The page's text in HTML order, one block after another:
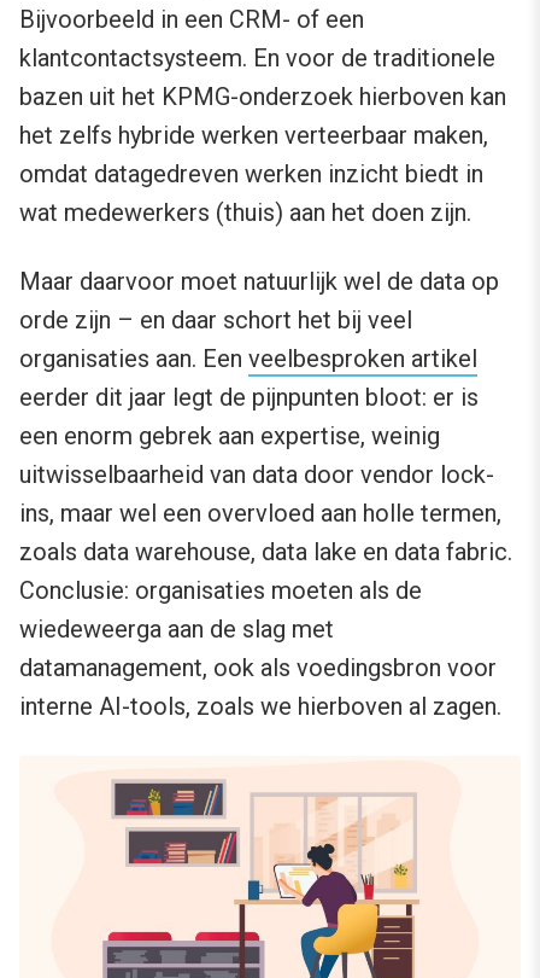
Bijvoorbeeld in een CRM- of een
klantcontactsysteem. En voor de traditionele
bazen uit het KPMG-onderzoek hierboven kan
het zelfs hybride werken verteerbaar maken,
omdat datagedreven werken inzicht biedt in
wat medewerkers (thuis) aan het doen zijn.
Maar daarvoor moet natuurlijk wel de data op
orde zijn – en daar schort het bij veel
organisaties aan. Een veelbesproken artikel
eerder dit jaar legt de pijnpunten bloot: er is
een enorm gebrek aan expertise, weinig
uitwisselbaarheid van data door vendor lock-
ins, maar wel een overvloed aan holle termen,
zoals data warehouse, data lake en data fabric.
Conclusie: organisaties moeten als de
wiedeweerga aan de slag met
datamanagement, ook als voedingsbron voor
interne AI-tools, zoals we hierboven al zagen.